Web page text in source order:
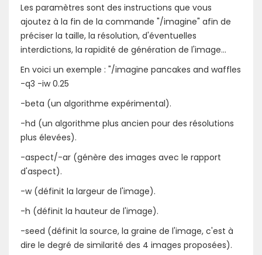
Les paramètres sont des instructions que vous
ajoutez à la fin de la commande "/imagine" afin de
préciser la taille, la résolution, d'éventuelles
interdictions, la rapidité de génération de l'image...
En voici un exemple : "/imagine pancakes and waffles
-q3 -iw 0.25
-beta (un algorithme expérimental).
-hd (un algorithme plus ancien pour des résolutions
plus élevées).
-aspect/-ar (génère des images avec le rapport
d'aspect).
-w (définit la largeur de l'image).
-h (définit la hauteur de l'image).
-seed (définit la source, la graine de l'image, c'est à
dire le degré de similarité des 4 images proposées).